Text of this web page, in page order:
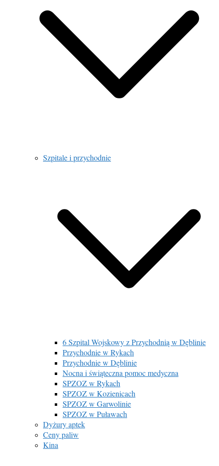
Szpitale i przychodnie
6 Szpital Wojskowy z Przychodnią w Dęblinie
Przychodnie w Rykach
Przychodnie w Dęblinie
Nocna i świąteczna pomoc medyczna
SPZOZ w Rykach
SPZOZ w Kozienicach
SPZOZ w Garwolinie
SPZOZ w Puławach
Dyżury aptek
Ceny paliw
Kina